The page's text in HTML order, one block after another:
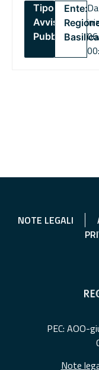
Tipo:
Avviso
Pubblico
Ente:
NOTE LEGALI
PEC: AOO-
Note